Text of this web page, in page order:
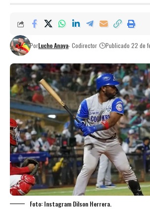
PorLucho Anaya- Codirector Publicado 22 de
Foto: Instagram Dilson Herrera.